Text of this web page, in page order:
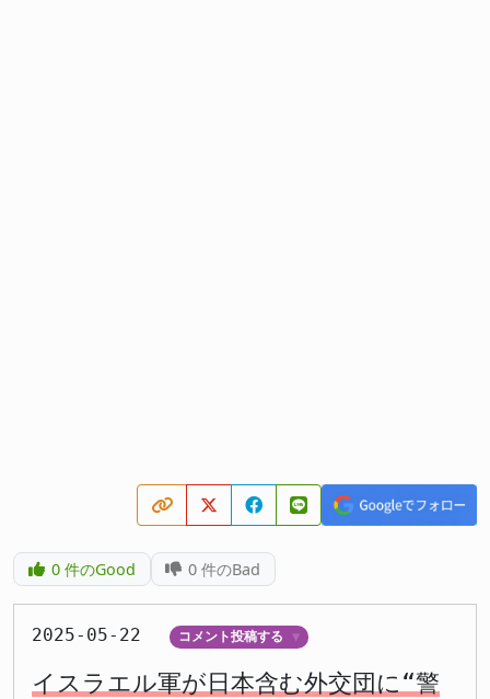
0件のGood 0 件のBad
2025-05-22 コメント投稿する ▼
イスラエル軍が日本含む外交団に“警